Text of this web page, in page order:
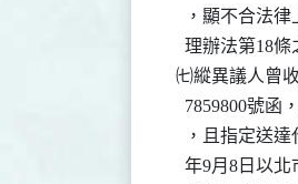
，顯不合法
理辦法第18
㈦縱異議人曾
7859800號
，且指定送
年9月8日以